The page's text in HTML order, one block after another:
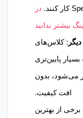
در
بیشتر بدانید
: کلاس‌های
پایین‌تری
می‌شود، بدون
افت کیفیت.
برخی از بهترین